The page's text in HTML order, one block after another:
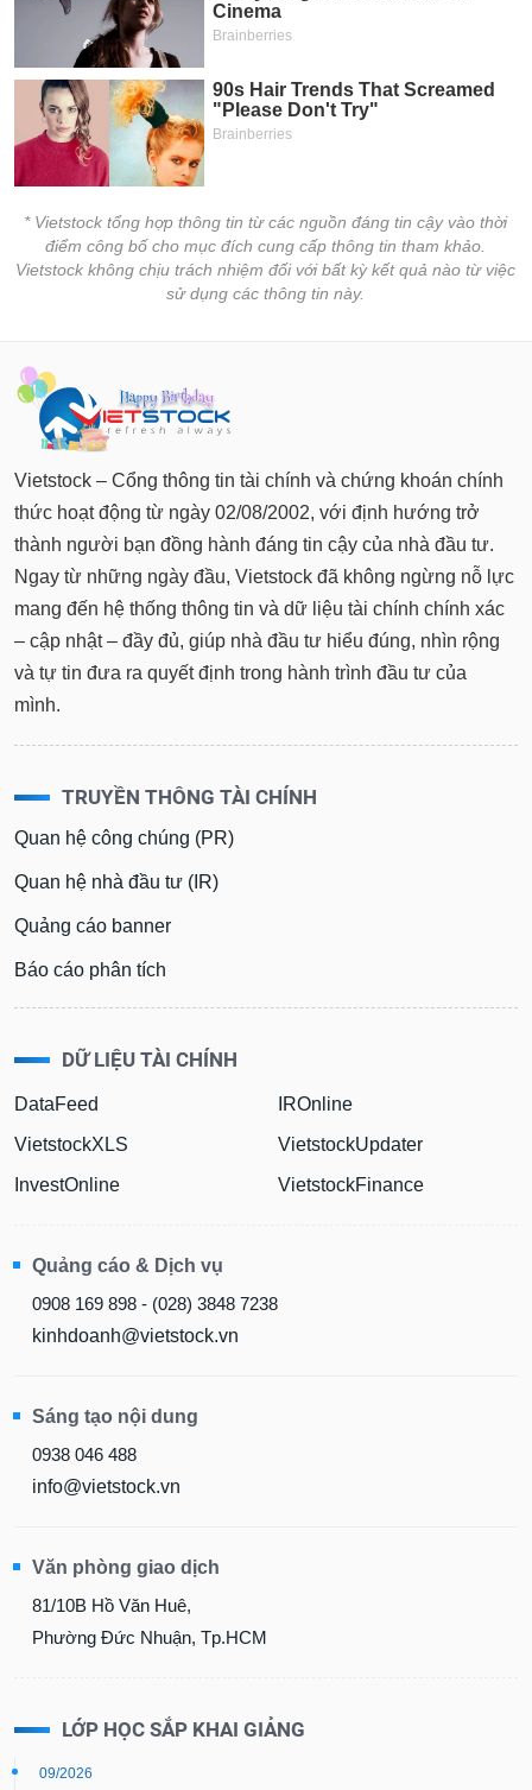
* Vietstock tổng hợp thông tin từ các nguồn đáng tin cậy vào thời
điểm công bố cho mục đích cung cấp thông tin tham khảo.
Vietstock không chịu trách nhiệm đối với bất kỳ kết quả nào từ việc
sử dụng các thông tin này.
Vietstock – Cổng thông tin tài chính và chứng khoán chính
thức hoạt động từ ngày 02/08/2002, với định hướng trở
thành người bạn đồng hành đáng tin cậy của nhà đầu tư.
Ngay từ những ngày đầu, Vietstock đã không ngừng nỗ lực
mang đến hệ thống thông tin và dữ liệu tài chính chính xác
– cập nhật – đầy đủ, giúp nhà đầu tư hiểu đúng, nhìn rộng
và tự tin đưa ra quyết định trong hành trình đầu tư của
mình.
TRUYỀN THÔNG TÀI CHÍNH
Quan hệ công chúng (PR)
Quan hệ nhà đầu tư (IR)
Quảng cáo banner
Báo cáo phân tích
DỮ LIỆU TÀI CHÍNH
DataFeed
VietstockXLS
InvestOnline
IROnline
VietstockUpdater
VietstockFinance
Quảng cáo & Dịch vụ
0908 169 898 - (028) 3848 7238
kinhdoanh@vietstock.vn
Sáng tạo nội dung
0938 046 488
info@vietstock.vn
Văn phòng giao dịch
81/10B Hồ Văn Huê,
Phường Đức Nhuận, Tp.HCM
LỚP HỌC SẮP KHAI GIẢNG
09/2026